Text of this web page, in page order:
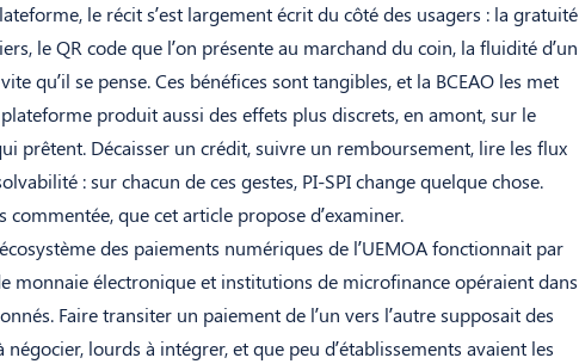
le récit s’est largement écrit du côté des usagers : la gratuité
le QR code que l’on présente au marchand du coin, la fluidité d’un
qu’il se pense. Ces bénéfices sont tangibles, et la BCEAO les met
produit aussi des effets plus discrets, en amont, sur le
prêtent. Décaisser un crédit, suivre un remboursement, lire les flux
: sur chacun de ces gestes, PI-SPI change quelque chose.
commentée, que cet article propose d’examiner.
des paiements numériques de l’UEMOA fonctionnait par
monnaie électronique et institutions de microfinance opéraient dans
Faire transiter un paiement de l’un vers l’autre supposait des
lourds à intégrer, et que peu d’établissements avaient les